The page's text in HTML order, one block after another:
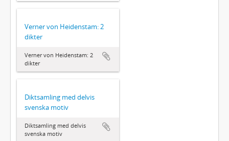
Verner von Heidenstam: 2
dikter
Verner von Heidenstam: 2
dikter
Diktsamling med delvis
svenska motiv
Diktsamling med delvis
svenska motiv